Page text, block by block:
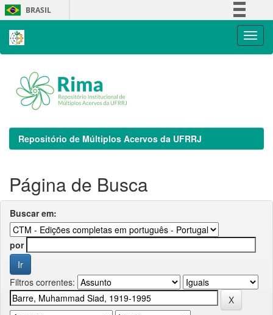
Skip
navigation
BRASIL
Repositório de Múltiplos Acervos da UFRRJ
Página de Busca
Buscar em:
por
Filtros correntes: